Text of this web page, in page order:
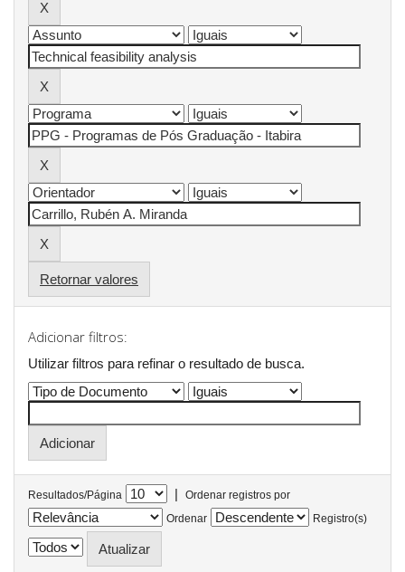
Retornar valores
Adicionar filtros:
Utilizar filtros para refinar o resultado de busca.
Resultados/Página |
Ordenar registros por
Ordenar
Registro(s)